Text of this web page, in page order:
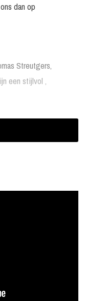
dan op
Streutgers,
een stijlvol ,
latin, bossa nova, pop
ze kunnen zelfs